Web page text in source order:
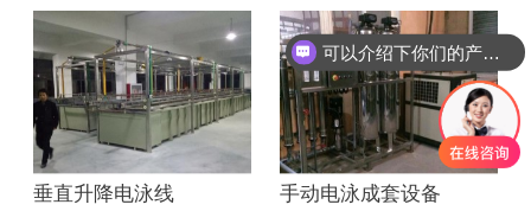
垂直升降电泳线 手动电泳成套设备
可以介绍下你们的产品么？